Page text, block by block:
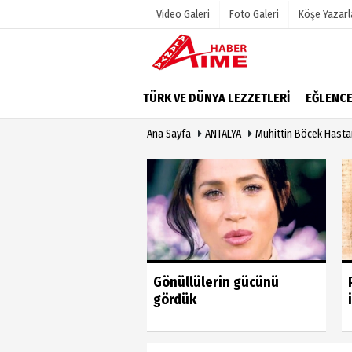
Video Galeri Foto Galeri Köşe
TÜRK VE DÜNYA LEZZETLERİ EĞLENCE
Haber Arşivi
Hava
Gazete
Anketler
Ana Sayfa ANTALYA Muhittin Böcek
Gönüllülerin gücünü
gördük